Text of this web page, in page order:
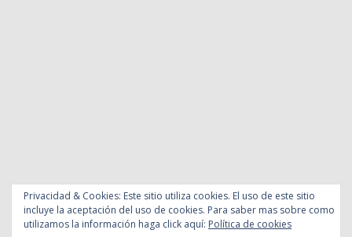
Privacidad & Cookies: Este sitio utiliza cookies. El uso de este sitio
incluye la aceptación del uso de cookies. Para saber mas sobre como
utilizamos la información haga click aquí: Política de cookies